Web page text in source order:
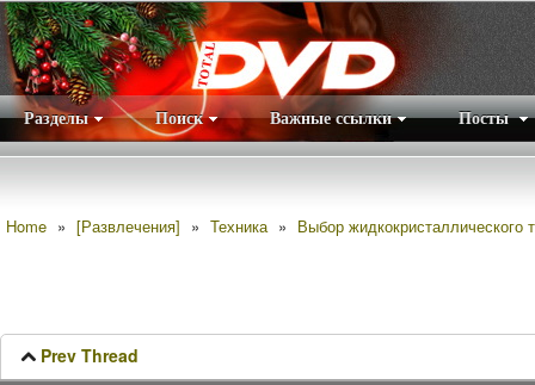
Разделы Поиск Важные ссылки Посты
Home » [Развлечения] » Техника » Выбор жидкокристаллического
Prev Thread